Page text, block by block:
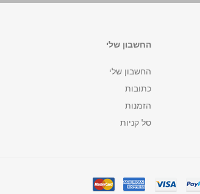
החשבון שלי
החשבון שלי
כתובות
הזמנות
סל קניות